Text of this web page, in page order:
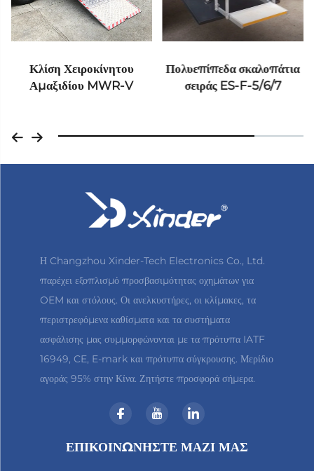
Κλίση Χειροκίνητου
Αμαξιδίου MWR-V
Πολυεπίπεδα σκαλοπάτια
σειράς ES-F-5/6/7
Η Changzhou Xinder-Tech Electronics Co., Ltd.
παρέχει εξοπλισμό προσβασιμότητας οχημάτων για
OEM και στόλους. Οι ανελκυστήρες, οι κλίμακες, τα
περιστρεφόμενα καθίσματα και τα συστήματα
ασφάλισης μας συμμορφώνονται με τα πρότυπα IATF
16949, CE, E-mark και πρότυπα σύγκρουσης. Μερίδιο
αγοράς 95% στην Κίνα. Ζητήστε προσφορά σήμερα.
ΕΠΙΚΟΙΝΩΝΗΣΤΕ ΜΑΖΙ ΜΑΣ